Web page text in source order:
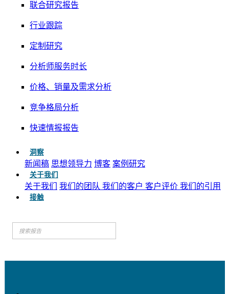
联合研究报告
行业跟踪
定制研究
分析师服务时长
价格、销量及需求分析
竞争格局分析
快速情报报告
洞察
新闻稿 思想领导力 博客 案例研究
关于我们
关于我们 我们的团队 我们的客户 客户评价 我们的引用
接触